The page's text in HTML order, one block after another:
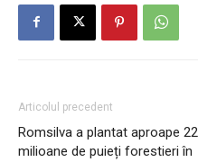
Articolul precedent
Romsilva a plantat aproape 22
milioane de puieți forestieri în